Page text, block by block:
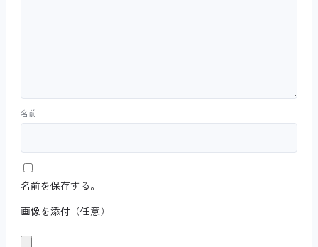
名前
名前を保存する。
画像を添付（任意）